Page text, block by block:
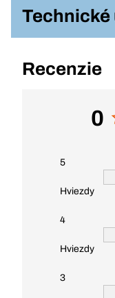
Technické
Recenzie
0
5
Hviezdy
4
Hviezdy
3